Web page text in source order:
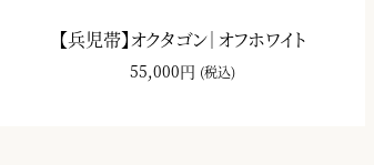
【兵児帯】オクタゴン｜オフホワイト
55,000円 (税込)